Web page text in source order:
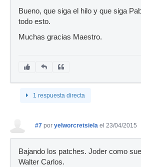
Bueno, que siga el hilo y que siga
todo esto.
Muchas gracias Maestro.
1 respuesta directa
#7 por yelworcretsiela el 23/04/2015
Bajando los patches. Joder como
Walter Carlos.